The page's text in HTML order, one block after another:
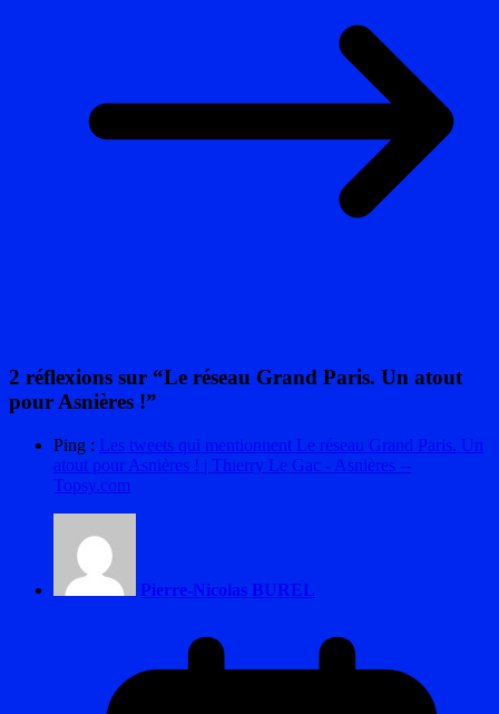
2 réflexions sur “Le réseau Grand Paris. Un atout
pour Asnières !”
Ping : Les tweets qui mentionnent Le réseau Grand Paris. Un
atout pour Asnières ! | Thierry Le Gac - Asnières --
Topsy.com
Pierre-Nicolas BUREL